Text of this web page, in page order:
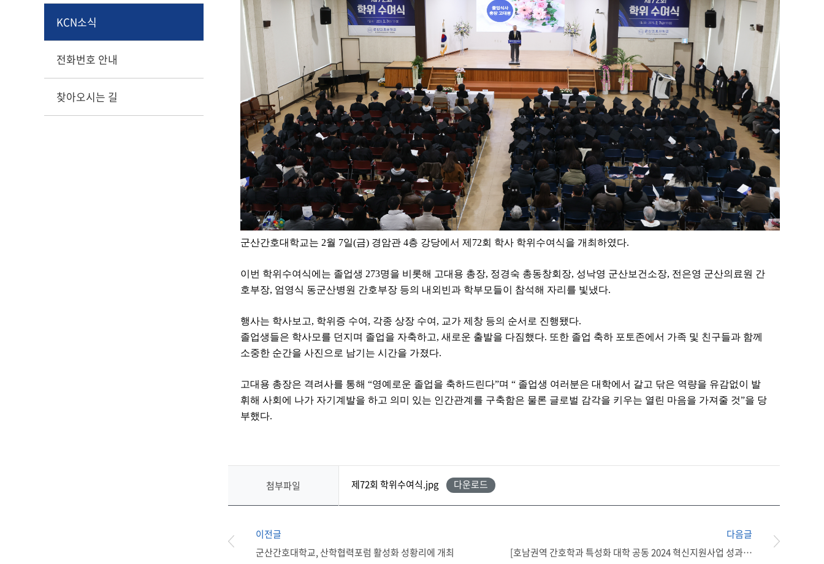
KCN소식
전화번호 안내
찾아오시는 길
군산간호대학교는 2월 7일(금) 경암관 4층 강당에서 제 72회 학사 학위수여식을 개최하였다.
이번 학위수여식에는 졸업생 273명을 비롯해 고대용 총장, 정경숙 총동창회장, 성낙영 군산보건소장, 전은영 군산의료원 간
호부장, 엄영식 동군산병원 간호부장 등의 내외빈과 학부모들이 참석해 자리를 빛냈다.
행사는 학사보고, 학위증 수여 , 각종 상장 수여 , 교가 제창 등의 순서로 진행됐다.
졸업생들은 학사모를 던지며 졸업을 자축하고, 새로운 출발을 다짐했다. 또한 졸업 축하 포토존에서 가족 및 친구들과 함께
소중한 순간을 사진으로 남기는 시간을 가졌다.
고대용 총장은 격려사를 통해 “영예로운 졸업을 축하드린다”며 “ 졸업생 여러분은 대학에서 갈고 닦은 역량을 유감없이 발
휘해 사회에 나가 자기계발을 하고 의미 있는 인간관계를 구축함은 물론 글로벌 감각을 키우는 열린 마음을 가져줄 것”을 당
부했다.
첨부파일 제72회 학위수여식.jpg 다운로드
이전글
군산간호대학교, 산학협력포럼 활성화 성황리에 개최
다음글
[호남권역 간호학과 특성화 대학 공동 2024 혁신지원사업 성과공유회]